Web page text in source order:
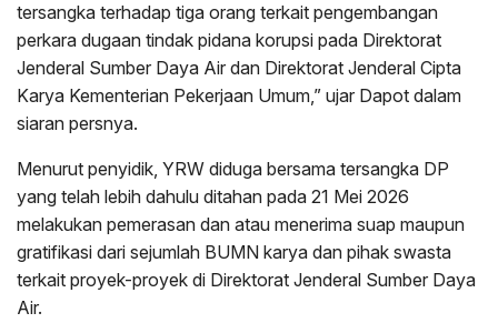
tersangka terhadap tiga orang terkait pengembangan
perkara dugaan tindak pidana korupsi pada Direktorat
Jenderal Sumber Daya Air dan Direktorat Jenderal Cipta
Karya Kementerian Pekerjaan Umum,” ujar Dapot dalam
siaran persnya.
Menurut penyidik, YRW diduga bersama tersangka DP
yang telah lebih dahulu ditahan pada 21 Mei 2026
melakukan pemerasan dan atau menerima suap maupun
gratifikasi dari sejumlah BUMN karya dan pihak swasta
terkait proyek-proyek di Direktorat Jenderal Sumber Daya
Air.